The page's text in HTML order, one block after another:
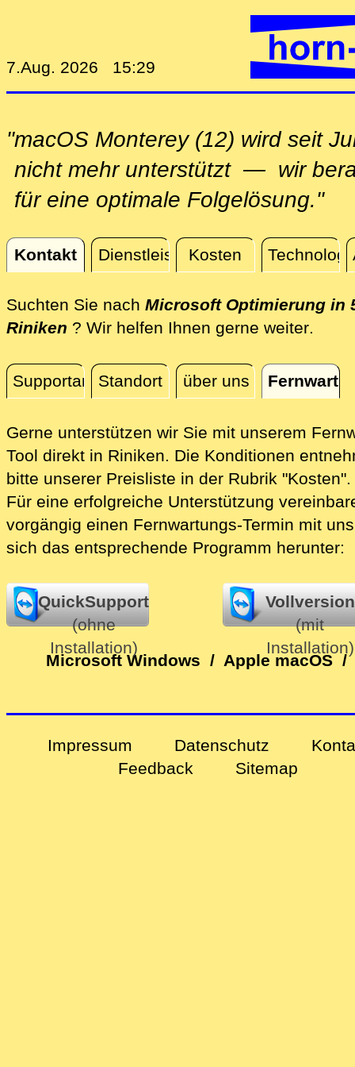
7.Aug. 2026 15:29
"macOS Monterey (12) wird seit
nicht mehr unterstützt — wir
für eine optimale Folgelösung."
Kontakt Dienstleistungen
Kosten
Kontakt
Suchten Sie nach Microsoft Optimierung in
Riniken ? Wir helfen Ihnen gerne weiterdirekt
.
SupportanfrageStandort über uns
Fernwartung
Gerne unterstützen wir Sie mit unserem
Tool direkt in Riniken. Die Konditionen
bitte unserer Preisliste in der Rubrik "Kosten".
Für eine erfolgreiche Unterstützung
vorgängig einen Fernwartungs-Termin mit
sich das entsprechende Programm herunter:
QuickSupport
(ohne
Installation)
Vollversion
(mit
Installation)
Microsoft Windows /Apple macOS /
Impressum Datenschutz
Feedback
Sitemap